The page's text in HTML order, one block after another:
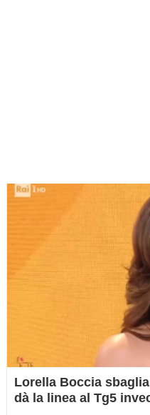
Lorella Boccia
dà la linea al Tg5